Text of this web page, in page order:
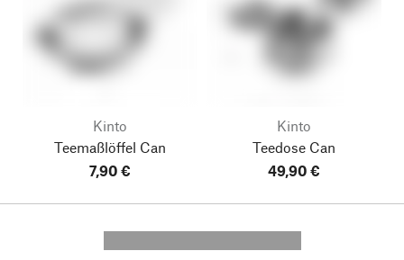
Kinto
Teemaßlöffel Can
7,90 €
Kinto
Teedose Can
49,90 €